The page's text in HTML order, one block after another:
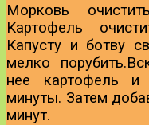
Морковь
Картофель
Капусту и ботву
мелко порубить.
нее картофель и
минуты. Затем
минут.